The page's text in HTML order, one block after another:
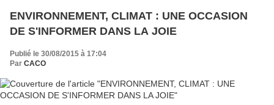
ENVIRONNEMENT, CLIMAT : UNE OCCASION
DE S'INFORMER DANS LA JOIE
Publié le 30/08/2015 à 17:04
Par CACO